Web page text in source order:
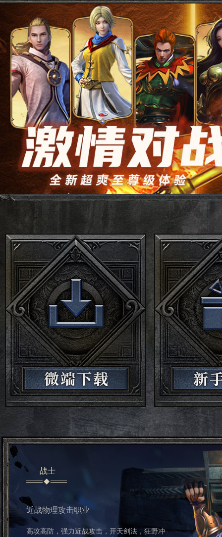
近战物理攻击职业
高攻高防，强力近战攻击，开天剑法，狂野冲
战士